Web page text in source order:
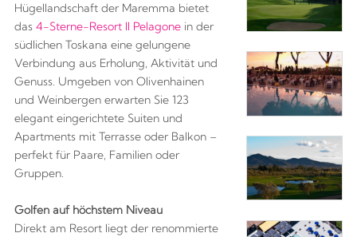
Hügellandschaft der Maremma bietet
das4-Sterne-Resort Il Pelagonein der
südlichen Toskana eine gelungene
Verbindung aus Erholung, Aktivität und
Genuss. Umgeben von Olivenhainen
und Weinbergen erwarten Sie 123
elegant eingerichtete Suiten und
Apartments mit Terrasse oder Balkon –
perfekt für Paare, Familien oder
Gruppen.
Golfen auf höchstem Niveau
Direkt am Resort liegt der renommierte